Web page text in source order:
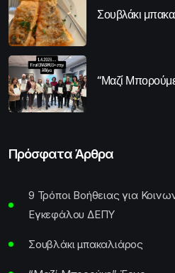
Σουβλάκι
“Μαζί
Πρόσφατα Άρθρα
9 Τρόποι Βοήθειας για
Εγκεφάλου ΔΕΠΥ
Σουβλάκι μπακαλιάρος